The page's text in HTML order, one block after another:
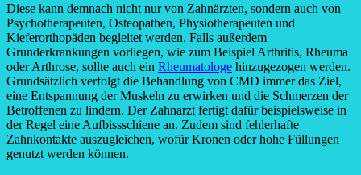
Diese kann demnach nicht nur von Zahnärzten, sondern auch von
Psychotherapeuten, Osteopathen, Physiotherapeuten und
Kieferorthopäden begleitet werden. Falls außerdem
Grunderkrankungen vorliegen, wie zum Beispiel Arthritis, Rheuma
oder Arthrose, sollte auch ein Rheumatologe hinzugezogen werden.
Grundsätzlich verfolgt die Behandlung von CMD immer das Ziel,
eine Entspannung der Muskeln zu erwirken und die Schmerzen der
Betroffenen zu lindern. Der Zahnarzt fertigt dafür beispielsweise in
der Regel eine Aufbissschiene an. Zudem sind fehlerhafte
Zahnkontakte auszugleichen, wofür Kronen oder hohe Füllungen
genutzt werden können.